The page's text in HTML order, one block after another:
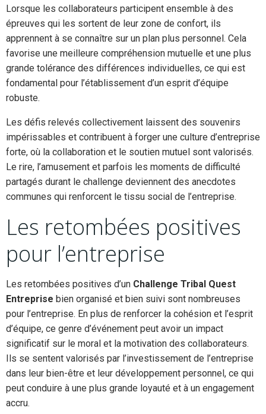
Lorsque les collaborateurs participent ensemble à des
épreuves qui les sortent de leur zone de confort, ils
apprennent à se connaître sur un plan plus personnel. Cela
favorise une meilleure compréhension mutuelle et une plus
grande tolérance des différences individuelles, ce qui est
fondamental pour l’établissement d’un esprit d’équipe
robuste.
Les défis relevés collectivement laissent des souvenirs
impérissables et contribuent à forger une culture d’entreprise
forte, où la collaboration et le soutien mutuel sont valorisés.
Le rire, l’amusement et parfois les moments de difficulté
partagés durant le challenge deviennent des anecdotes
communes qui renforcent le tissu social de l’entreprise.
Les retombées positives
pour l’entreprise
Les retombées positives d’un Challenge Tribal Quest
Entreprise bien organisé et bien suivi sont nombreuses
pour l’entreprise. En plus de renforcer la cohésion et l’esprit
d’équipe, ce genre d’événement peut avoir un impact
significatif sur le moral et la motivation des collaborateurs.
Ils se sentent valorisés par l’investissement de l’entreprise
dans leur bien-être et leur développement personnel, ce qui
peut conduire à une plus grande loyauté et à un engagement
accru.